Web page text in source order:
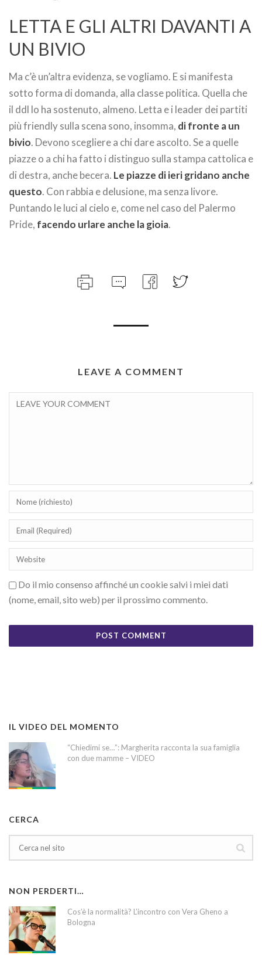
LETTA E GLI ALTRI DAVANTI A
UN BIVIO
Ma c’è un’altra evidenza, se vogliamo. E si manifesta
sotto forma di domanda, alla classe politica. Quella che
il ddl lo ha sostenuto, almeno. Letta e i leader dei partiti
più friendly sulla scena sono, insomma, di fronte a un
bivio. Devono scegliere a chi dare ascolto. Se a quelle
piazze o a chi ha fatto i distinguo sulla stampa cattolica e
di destra, anche becera. Le piazze di ieri gridano anche
questo. Con rabbia e delusione, ma senza livore.
Puntando le luci al cielo e, come nel caso del Palermo
Pride, facendo urlare anche la gioia.
LEAVE A COMMENT
Do il mio consenso affinché un cookie salvi i miei dati
(nome, email, sito web) per il prossimo commento.
IL VIDEO DEL MOMENTO
“Chiedimi se…”: Margherita racconta la sua famiglia
con due mamme – VIDEO
CERCA
NON PERDERTI…
Cos’è la normalità? L’incontro con Vera Gheno a
Bologna